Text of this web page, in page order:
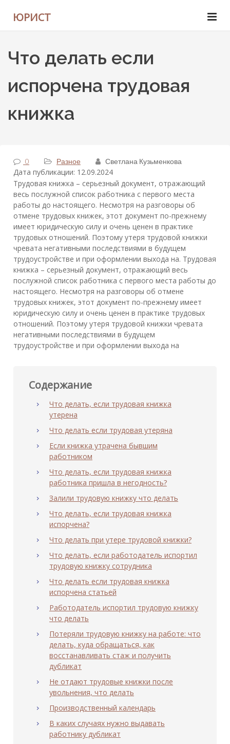
ЮРИСТ
Что делать если
испорчена трудовая
книжка
0 Разное Светлана Кузьменкова
Дата публикации: 12.09.2024
Трудовая книжка – серьезный документ, отражающий
весь послужной список работника с первого места
работы до настоящего. Несмотря на разговоры об
отмене трудовых книжек, этот документ по-прежнему
имеет юридическую силу и очень ценен в практике
трудовых отношений. Поэтому утеря трудовой книжки
чревата негативными последствиями в будущем
трудоустройстве и при оформлении выхода на. Трудовая
книжка – серьезный документ, отражающий весь
послужной список работника с первого места работы до
настоящего. Несмотря на разговоры об отмене
трудовых книжек, этот документ по-прежнему имеет
юридическую силу и очень ценен в практике трудовых
отношений. Поэтому утеря трудовой книжки чревата
негативными последствиями в будущем
трудоустройстве и при оформлении выхода на
Содержание
Что делать, если трудовая книжка
утерена
Что делать если трудовая утеряна
Если книжка утрачена бывшим
работником
Что делать, если трудовая книжка
работника пришла в негодность?
Залили трудовую книжку что делать
Что делать, если трудовая книжка
испорчена?
Что делать при утере трудовой книжки?
Что делать, если работодатель испортил
трудовую книжку сотрудника
Что делать если трудовая книжка
испорчена статьей
Работодатель испортил трудовую книжку
что делать
Потеряли трудовую книжку на работе: что
делать, куда обращаться, как
восстанавливать стаж и получить
дубликат
Не отдают трудовые книжки после
увольнения, что делать
Производственный календарь
В каких случаях нужно выдавать
работнику дубликат